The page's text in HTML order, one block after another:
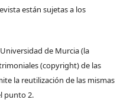
están sujetas a los
de Murcia (la
(copyright) de las
la reutilización de las mismas
punto 2.